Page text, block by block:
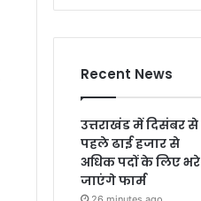
Recent News
उत्तराखंड में दिसंबर से
पहले ढाई हजार से
अधिक पदों के लिए भरे
जाएंगे फार्म